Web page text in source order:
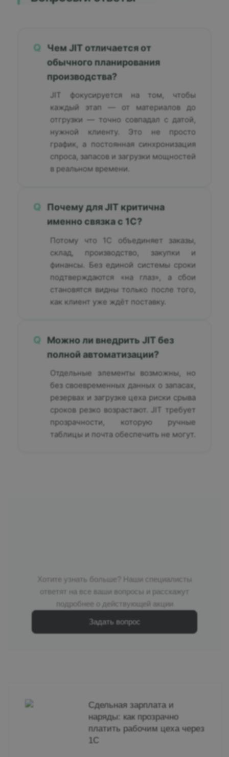
Q
Чем JIT отличается от
обычного планирования
производства?
JIT фокусируется на том, чтобы
каждый этап — от материалов до
отгрузки — точно совпадал с датой,
нужной клиенту. Это не просто
график, а постоянная синхронизация
спроса, запасов и загрузки мощностей
в реальном времени.
Q
Почему для JIT критична
именно связка с 1С?
Потому что 1С объединяет заказы,
склад, производство, закупки и
финансы. Без единой системы сроки
подтверждаются «на глаз», а сбои
становятся видны только после того,
как клиент уже ждёт поставку.
Q Можно ли внедрить JIT без
полной автоматизации?
Отдельные элементы возможны, но
без своевременных данных о запасах,
резервах и загрузке цеха риски срыва
сроков резко возрастают. JIT требует
прозрачности, которую ручные
таблицы и почта обеспечить не могут.
Хотите узнать больше? Наши специалисты
ответят на все ваши вопросы и расскажут
подробнее о действующей акции
Задать вопрос
Сдельная зарплата и
наряды: как прозрачно
платить рабочим цеха через
1С